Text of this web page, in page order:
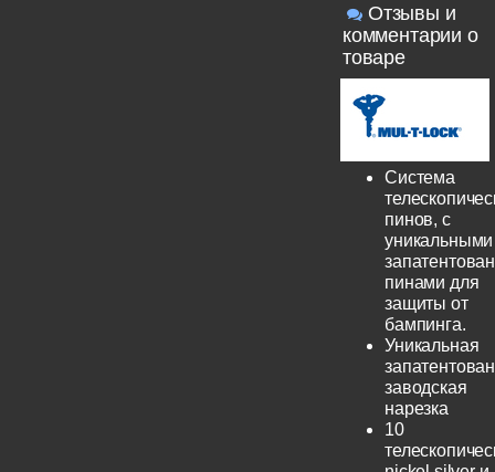
Отзывы и
комментарии о
товаре
Система
пинов, с
уникальными
пинами для
защиты от
бампинга.
Уникальная
заводская
нарезка
10